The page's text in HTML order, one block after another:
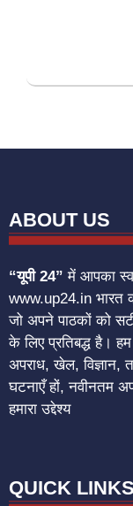
ABOUT US
“यूपी 24” में आपका
www.up24.in भारत
जो अपने पाठकों को
के लिए प्रतिबद्ध है।
अपराध, खेल, विज्ञान,
घटनाएँ हों, नवीनतम
हमारा उद्देश्य
QUICK LINKS